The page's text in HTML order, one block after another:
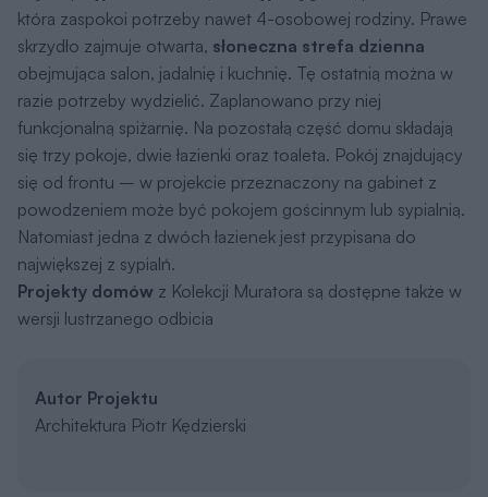
która zaspokoi potrzeby nawet 4-osobowej rodziny. Prawe
skrzydło zajmuje otwarta, słoneczna strefa dzienna
obejmująca salon, jadalnię i kuchnię. Tę ostatnią można w
razie potrzeby wydzielić. Zaplanowano przy niej
funkcjonalną spiżarnię. Na pozostałą część domu składają
się trzy pokoje, dwie łazienki oraz toaleta. Pokój znajdujący
się od frontu – w projekcie przeznaczony na gabinet z
powodzeniem może być pokojem gościnnym lub sypialnią.
Natomiast jedna z dwóch łazienek jest przypisana do
największej z sypialń.
Projekty domów z Kolekcji Muratora są dostępne także w
wersji lustrzanego odbicia
Autor Projektu
Architektura Piotr Kędzierski